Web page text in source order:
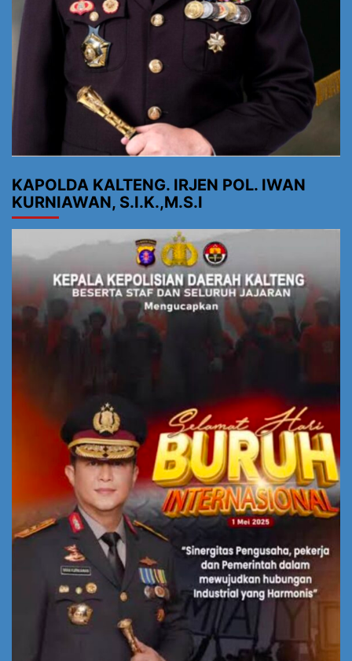
KAPOLDA KALTENG. IRJEN POL. IWAN
KURNIAWAN, S.I.K.,M.S.I